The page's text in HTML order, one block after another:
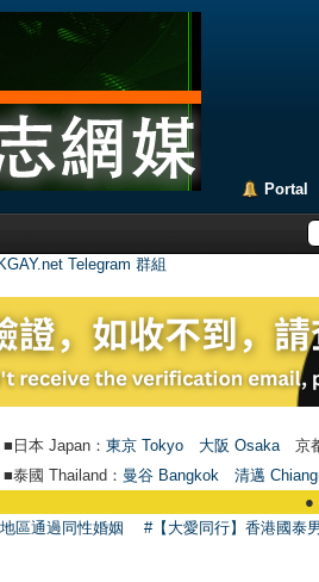
Portal
Telegram 群組
■日本 Japan： 東京 Tokyo 大阪 Osaka 京
■泰國 Thailand： 曼谷 Bangkok
清邁
【
區通過同性婚姻 #【大愛同行】香港國泰